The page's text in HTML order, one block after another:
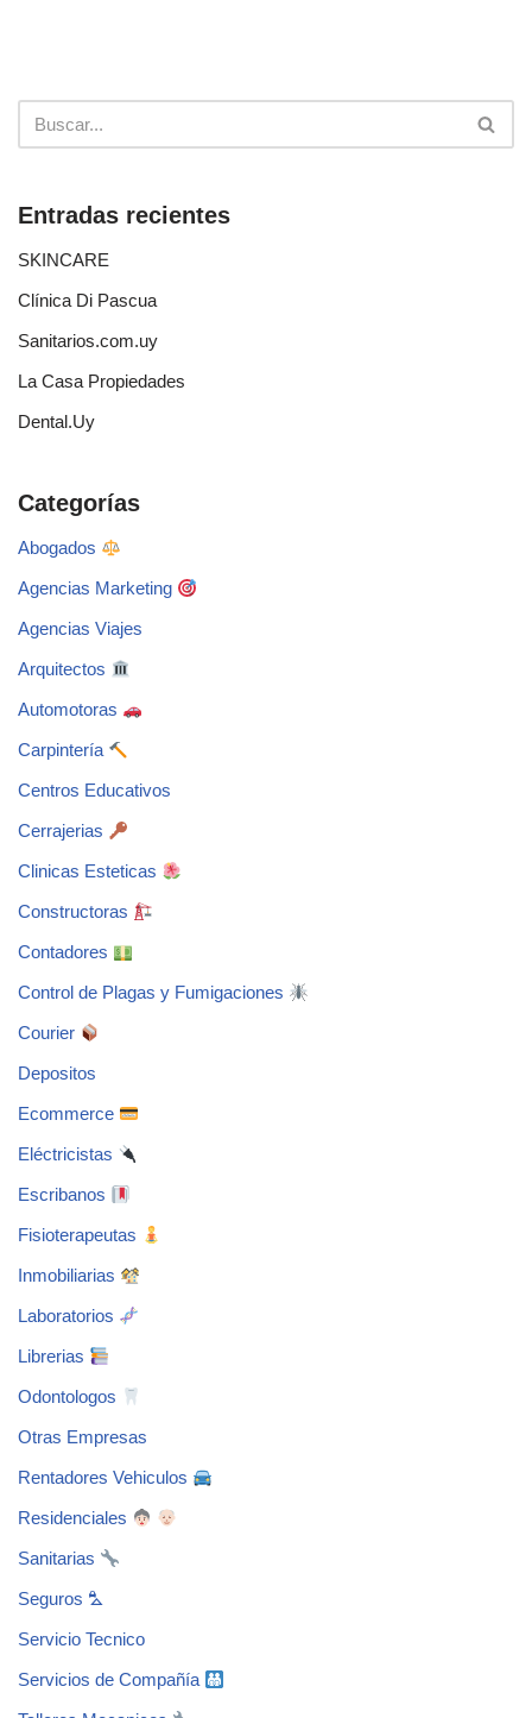
Entradas recientes
SKINCARE
Clínica Di Pascua
Sanitarios.com.uy
La Casa Propiedades
Dental.Uy
Categorías
Abogados
Agencias Marketing
Agencias Viajes
Arquitectos
Automotoras
Carpintería
Centros Educativos
Cerrajerias
Clinicas Esteticas
Constructoras
Contadores
Control de Plagas y Fumigaciones
Courier
Depositos
Ecommerce
Eléctricistas
Escribanos
Fisioterapeutas
Inmobiliarias
Laboratorios
Librerias
Odontologos
Otras Empresas
Rentadores Vehiculos
Residenciales
Sanitarias
Seguros ⛍
Servicio Tecnico
Servicios de Compañía